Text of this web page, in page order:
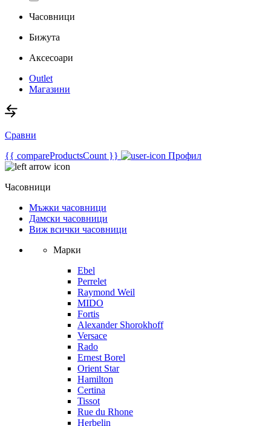
Часовници
Бижута
Аксесоари
Outlet
Магазини
Сравни
{{ compareProductsCount }}
Профил
Часовници
Мъжки часовници
Дамски часовници
Виж всички часовници
Марки
Ebel
Perrelet
Raymond Weil
MIDO
Fortis
Alexander Shorokhoff
Versace
Rado
Ernest Borel
Orient Star
Hamilton
Certina
Tissot
Rue du Rhone
Herbelin